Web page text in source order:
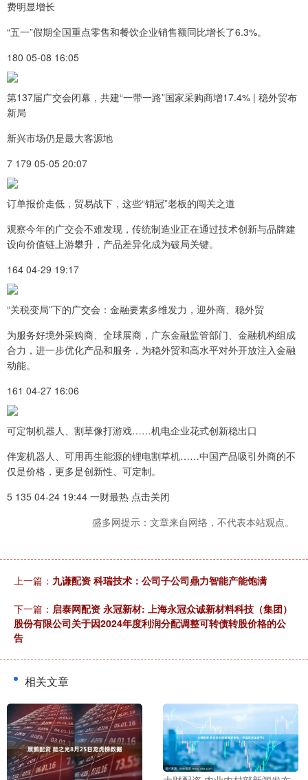
费明显增长
“五一”假期全国重点零售和餐饮企业销售额同比增长了6.3%。
180 05-08 16:05
第137届广交会闭幕，共建“一带一路”国家采购商增17.4% | 稳外贸布
新局
新兴市场仍是最大客源地
7 179 05-05 20:07
订单报价走低，贸易战下，这些“销冠”老板的闯关之道
观察今年的广交会不难发现，传统制造业正在通过技术创新与品牌建
设向价值链上游攀升，产品差异化成为破局关键。
164 04-29 19:17
“关税变局”下的广交会：金融要素多维发力，迎外商、稳外贸
为服务好境外采购商、全球展商，广东金融监管部门、金融机构组成
合力，进一步优化产品和服务，为稳外贸和高水平对外开放注入金融
动能。
161 04-27 16:06
可定制机器人、割草像打游戏……机电企业花式创新稳出口
伴宠机器人、可用再生能源的锂电割草机……中国产品吸引外商的不
仅是价格，更多是创新性、可定制。
5 135 04-24 19:44 一财最热 点击关闭
盛多网提示：文章来自网络，不代表本站观点。
上一篇： 九谦配资 科瑞技术：公司子公司鼎力智能产能饱满
下一篇： 启泰网配资 永冠新材: 上海永冠众诚新材料科技（集团）
股份有限公司关于因2024年度利润分配调整可转债转股价格的公
告
相关文章